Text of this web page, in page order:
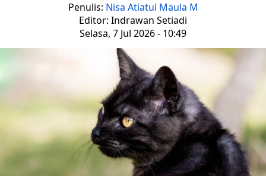
Penulis: Nisa Atiatul Maula M
Editor: Indrawan Setiadi
Selasa, 7 Jul 2026 - 10:49